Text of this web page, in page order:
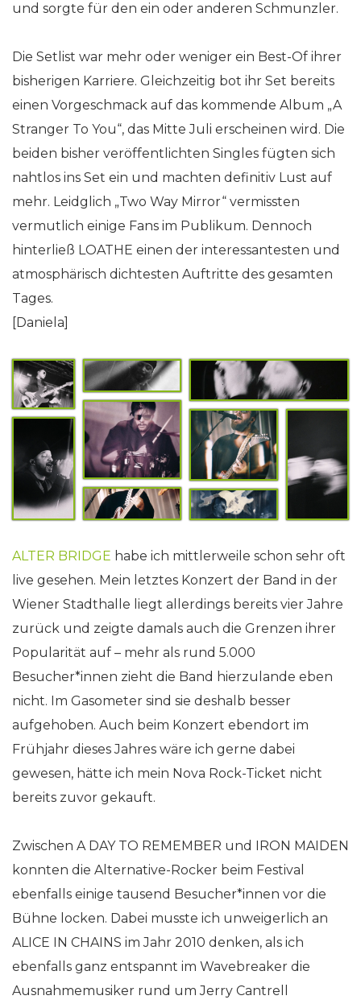
und sorgte für den ein oder anderen Schmunzler.
Die Setlist war mehr oder weniger ein Best-Of ihrer
bisherigen Karriere. Gleichzeitig bot ihr Set bereits
einen Vorgeschmack auf das kommende Album „A
Stranger To You“, das Mitte Juli erscheinen wird. Die
beiden bisher veröffentlichten Singles fügten sich
nahtlos ins Set ein und machten definitiv Lust auf
mehr. Leidglich „Two Way Mirror“ vermissten
vermutlich einige Fans im Publikum. Dennoch
hinterließ LOATHE einen der interessantesten und
atmosphärisch dichtesten Auftritte des gesamten
Tages.
[Daniela]
ALTER BRIDGE habe ich mittlerweile schon sehr oft
live gesehen. Mein letztes Konzert der Band in der
Wiener Stadthalle liegt allerdings bereits vier Jahre
zurück und zeigte damals auch die Grenzen ihrer
Popularität auf – mehr als rund 5.000
Besucher*innen zieht die Band hierzulande eben
nicht. Im Gasometer sind sie deshalb besser
aufgehoben. Auch beim Konzert ebendort im
Frühjahr dieses Jahres wäre ich gerne dabei
gewesen, hätte ich mein Nova Rock-Ticket nicht
bereits zuvor gekauft.
Zwischen A DAY TO REMEMBER und IRON MAIDEN
konnten die Alternative-Rocker beim Festival
ebenfalls einige tausend Besucher*innen vor die
Bühne locken. Dabei musste ich unweigerlich an
ALICE IN CHAINS im Jahr 2010 denken, als ich
ebenfalls ganz entspannt im Wavebreaker die
Ausnahmemusiker rund um Jerry Cantrell